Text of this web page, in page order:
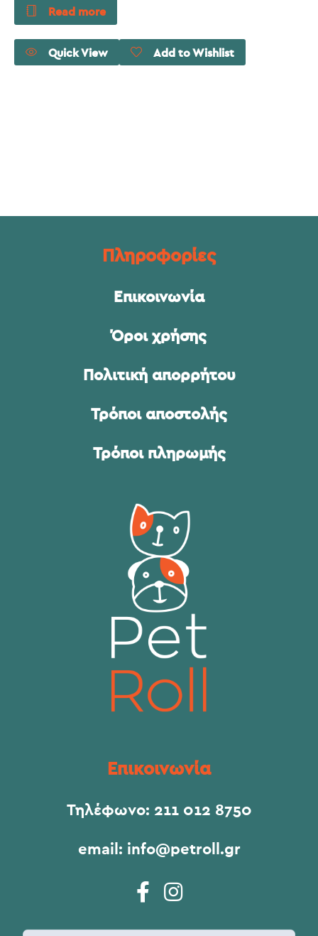
Read more
Quick View Add to Wishlist
Πληροφορίες
Επικοινωνία
Όροι χρήσης
Πολιτική απορρήτου
Τρόποι αποστολής
Τρόποι πληρωμής
Επικοινωνία
Τηλέφωνο: 211 012 8750
email: info@petroll.gr